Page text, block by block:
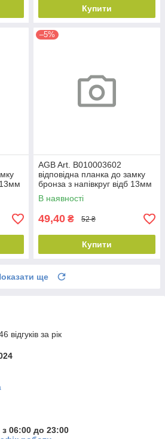
Купити
13мм
–5%
AGB Art. B010003602
відповідна планка до замку
бронза з напівкруг відб 13мм
лів SX
В наявності
49,40 ₴ 52 ₴
Купити
ще
відгуків за рік
06:00 до 23:00